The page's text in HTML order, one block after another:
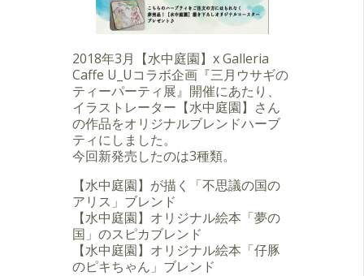
2018年3月【水中庭園】x Galleria
Caffe U_Uコラボ企画『三月ウサギの
ティーパーティ展』開催にあたり、
イラストレーター【水中庭園】さん
の作品をオリジナルブレンドハーブ
ティにしました。
今回新発売したのは3種類。
【水中庭園】が描く「不思議の国の
アリス」ブレンド
【水中庭園】オリジナル絵本「夢の
国」のスピカブレンド
【水中庭園】オリジナル絵本「仔豚
のピキちゃん」ブレンド